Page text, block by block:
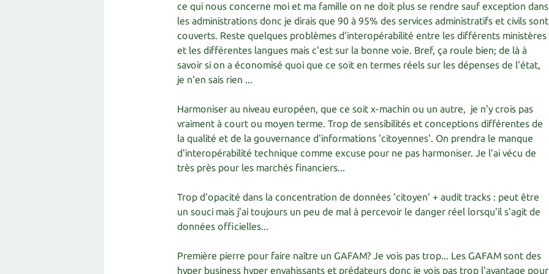
ce qui nous concerne moi et ma famille on ne doit plus se rendre sauf exception dans
les administrations donc je dirais que 90 à 95% des services administratifs et civils sont
couverts. Reste quelques problèmes d'interopérabilité entre les différents ministères
et les différentes langues mais c'est sur la bonne voie. Bref, ça roule bien; de là à
savoir si on a économisé quoi que ce soit en termes réels sur les dépenses de l'état,
je n'en sais rien ...
Harmoniser au niveau européen, que ce soit x-machin ou un autre, je n'y crois pas
vraiment à court ou moyen terme. Trop de sensibilités et conceptions différentes de
la qualité et de la gouvernance d'informations 'citoyennes'. On prendra le manque
d'interopérabilité technique comme excuse pour ne pas harmoniser. Je l'ai vécu de
très près pour les marchés financiers...
Trop d'opacité dans la concentration de données 'citoyen' + audit tracks : peut être
un souci mais j'ai toujours un peu de mal à percevoir le danger réel lorsqu'il s'agit de
données officielles...
Première pierre pour faire naître un GAFAM? Je vois pas trop... Les GAFAM sont des
hyper business hyper envahissants et prédateurs donc je vois pas trop l'avantage pour